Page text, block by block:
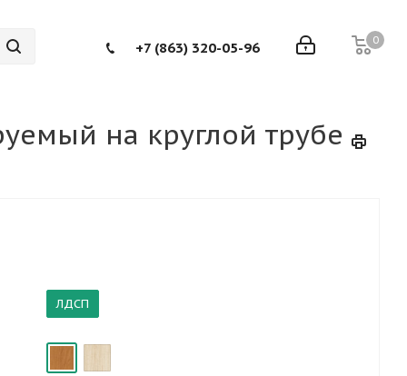
0
+7 (863) 320-05-96
на круглой трубе
ЛДСП